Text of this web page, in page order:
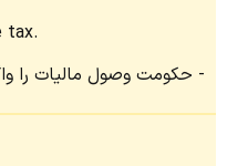
tax.
حکومت وصول مالیات را